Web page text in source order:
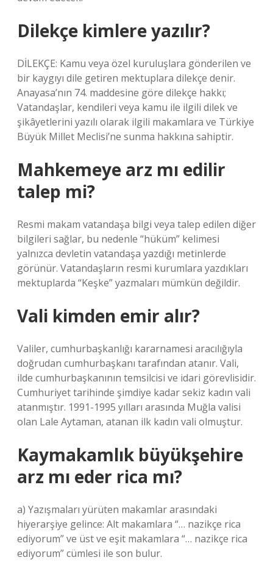
Dilekçe kimlere yazılır?
DİLEKÇE: Kamu veya özel kuruluşlara gönderilen ve
bir kaygıyı dile getiren mektuplara dilekçe denir.
Anayasa’nın 74. maddesine göre dilekçe hakkı;
Vatandaşlar, kendileri veya kamu ile ilgili dilek ve
şikâyetlerini yazılı olarak ilgili makamlara ve Türkiye
Büyük Millet Meclisi’ne sunma hakkına sahiptir.
Mahkemeye arz mı edilir
talep mi?
Resmi makam vatandaşa bilgi veya talep edilen diğer
bilgileri sağlar, bu nedenle “hüküm” kelimesi
yalnızca devletin vatandaşa yazdığı metinlerde
görünür. Vatandaşların resmi kurumlara yazdıkları
mektuplarda “Keşke” yazmaları mümkün değildir.
Vali kimden emir alır?
Valiler, cumhurbaşkanlığı kararnamesi aracılığıyla
doğrudan cumhurbaşkanı tarafından atanır. Vali,
ilde cumhurbaşkanının temsilcisi ve idari görevlisidir.
Cumhuriyet tarihinde şimdiye kadar sekiz kadın vali
atanmıştır. 1991-1995 yılları arasında Muğla valisi
olan Lale Aytaman, atanan ilk kadın vali olmuştur.
Kaymakamlık büyükşehire
arz mı eder rica mı?
a) Yazışmaları yürüten makamlar arasındaki
hiyerarşiye gelince: Alt makamlara “… nazikçe rica
ediyorum” ve üst ve eşit makamlara “… nazikçe rica
ediyorum” cümlesi ile son bulur.